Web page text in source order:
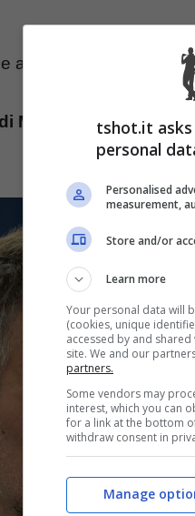
a tutela del proprio
Maldini a Radio
tshot.it
personal
Personalised
measurement,
Store and/or
Learn more
Your personal data will
(cookies, unique
accessed by and
site. We and our
partners.
Some vendors may
interest, which you can
for a link at the bottom
withdraw consent in
Manage